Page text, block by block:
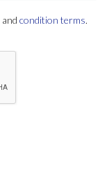
and condition terms.